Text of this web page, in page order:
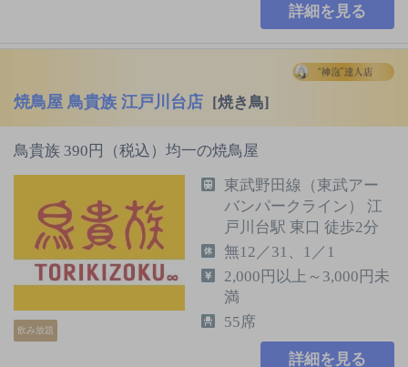
詳細を見る
焼鳥屋 鳥貴族 江戸川台店 [焼き鳥]
鳥貴族 390円（税込）均一の焼鳥屋
飲み放題
東武野田線（東武アー
バンパークライン） 江
戸川台駅 東口 徒歩2分
無12／31、1／1
2,000円以上～3,000円未
満
55席
詳細を見る